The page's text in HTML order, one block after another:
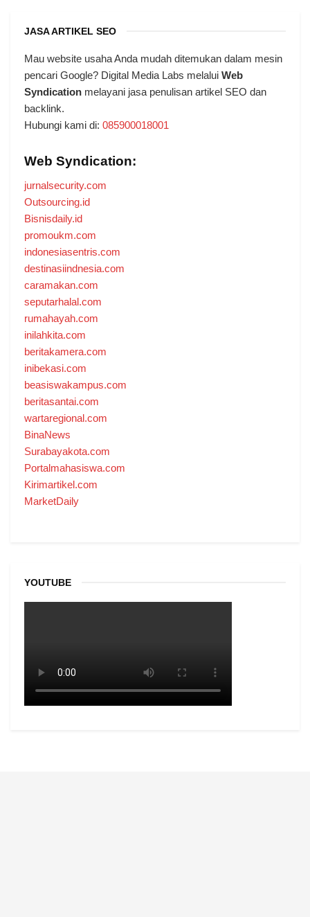
JASA ARTIKEL SEO
Mau website usaha Anda mudah ditemukan dalam mesin
pencari Google? Digital Media Labs melalui Web
Syndication melayani jasa penulisan artikel SEO dan
backlink.
Hubungi kami di: 085900018001
Web Syndication:
jurnalsecurity.com
Outsourcing.id
Bisnisdaily.id
promoukm.com
indonesiasentris.com
destinasiindnesia.com
caramakan.com
seputarhalal.com
rumahayah.com
inilahkita.com
beritakamera.com
inibekasi.com
beasiswakampus.com
beritasantai.com
wartaregional.com
BinaNews
Surabayakota.com
Portalmahasiswa.com
Kirimartikel.com
MarketDaily
YOUTUBE